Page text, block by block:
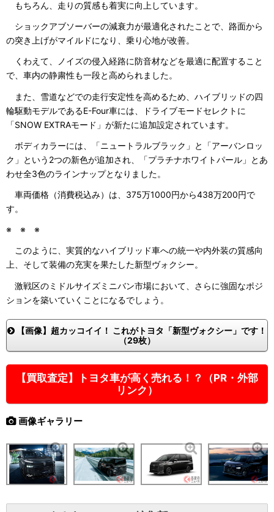
もちろん、走りの質感も着実に向上しています。
ショックアブソーバーの減衰力が最適化されたことで、路面から
の突き上げがマイルドになり、乗り心地が改善。
くわえて、ノイズの侵入経路に防音材などを最適に配置すること
で、車内の静粛性も一段と高められました。
また、雪道などでの走行安定性を高めるため、ハイブリッドの四
輪駆動モデルであるE-Four車には、ドライブモードセレクトに
「SNOW EXTRAモード」が新たに追加設定されています。
ボディカラーには、「ニュートラルブラック」と「アーバンロッ
ク」という2つの新色が追加され、「プラチナホワイトパール」とあ
わせ全3色のラインナップとなりました。
車両価格（消費税込み）は、375万1000円から438万200円で
す。
※ ※ ※
このように、実質的なハイブリッド車への統一や内外装の質感向
上、そして装備の充実を果たした新型ヴォクシー。
激戦区のミドルサイズミニバン市場において、さらに強固なポジ
ションを築いていくことになるでしょう。
【画像】超カッコイイ！ これがトヨタ「新型ヴォクシー」です！
（29枚）
【買取査定】トヨタ車が高く売れる！？（PR・外部
リンク）
画像ギャラリー